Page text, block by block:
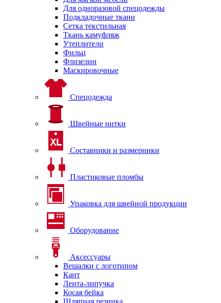
Для одноразовой спецодежды
Подкладочные ткани
Сетка текстильная
Ткань камуфляж
Утеплители
Фильц
Флизелин
Маскировочные
Спецодежда
Швейные нитки
Составники и размерники
Пластиковые пломбы
Упаковка для швейной продукции
Оборудование
Аксессуары
Вешалки с логотипом
Кант
Лента-липучка
Косая бейка
Шляпная резинка